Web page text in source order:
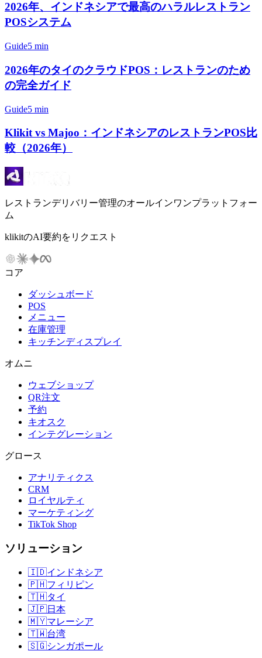
2026年、インドネシアで最高のハラルレストラン
POSシステム
Guide5 min
2026年のタイのクラウドPOS：レストランのため
の完全ガイド
Guide5 min
Klikit vs Majoo：インドネシアのレストランPOS比
較（2026年）
レストランデリバリー管理のオールインワンプラットフォー
ム
klikitのAI要約をリクエスト
コア
ダッシュボード
POS
メニュー
在庫管理
キッチンディスプレイ
オムニ
ウェブショップ
QR注文
予約
キオスク
インテグレーション
グロース
アナリティクス
CRM
ロイヤルティ
マーケティング
TikTok Shop
ソリューション
🇮🇩インドネシア
🇵🇭フィリピン
🇹🇭タイ
🇯🇵日本
🇲🇾マレーシア
🇹🇼台湾
🇸🇬シンガポール